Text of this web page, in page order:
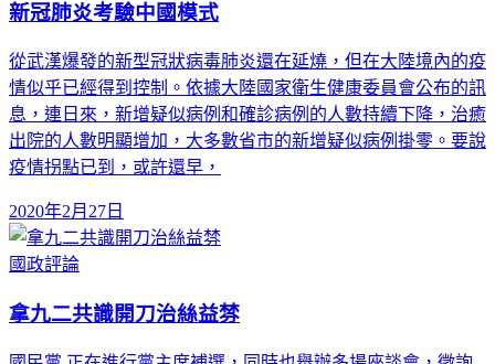
新冠肺炎考驗中國模式
從武漢爆發的新型冠狀病毒肺炎還在延燒，但在大陸境內的疫
情似乎已經得到控制。依據大陸國家衛生健康委員會公布的訊
息，連日來，新增疑似病例和確診病例的人數持續下降，治癒
出院的人數明顯增加，大多數省市的新增疑似病例掛零。要說
疫情拐點已到，或許還早，
2020年2月27日
國政評論
拿九二共識開刀治絲益棼